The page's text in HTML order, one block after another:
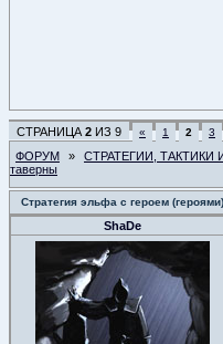
СТРАНИЦА 2 ИЗ 9 « 1 2 3
ФОРУМ » СТРАТЕГИИ, ТАКТИКИ
таверны
Стратегия эльфа с героем
ShaDe